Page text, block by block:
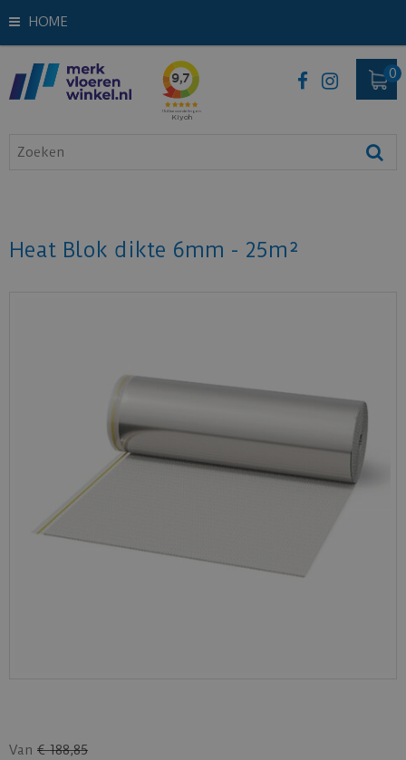
HOME
Heat Blok dikte 6mm - 25m²
Van € 188,85